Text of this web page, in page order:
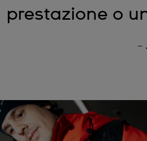
prestazione o
–